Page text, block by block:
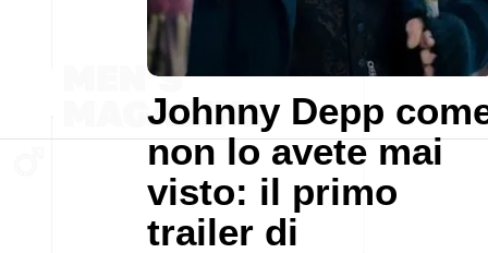
Johnny Depp
non lo avete mai
visto: il primo
trailer di